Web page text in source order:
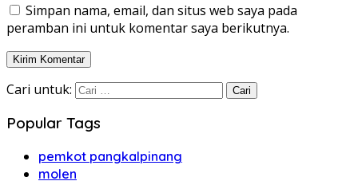
Simpan nama, email, dan situs web saya pada
peramban ini untuk komentar saya berikutnya.
Cari untuk:
Popular Tags
pemkot pangkalpinang
molen